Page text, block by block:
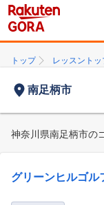
トップ レッスントッ
南足柄市
神奈川県南足柄市の
グリーンヒルゴル